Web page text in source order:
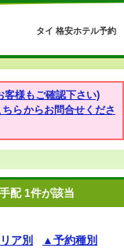
タイ 格安ホテル予約
客様もご確認下さい)
らからお問合せくださ
配 1件が該当
ア別 ▲予約種別